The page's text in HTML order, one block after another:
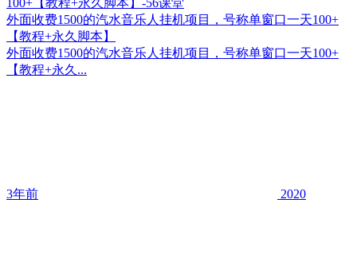
外面收费1500的汽水音乐人挂机项目，号称单窗口一天100+
【教程+永久脚本】
外面收费1500的汽水音乐人挂机项目，号称单窗口一天100+
【教程+永久...
3年前 2020